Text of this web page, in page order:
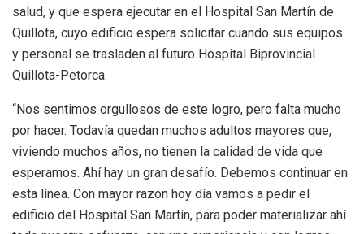
salud, y que espera ejecutar en el Hospital San Martín de
Quillota, cuyo edificio espera solicitar cuando sus equipos
y personal se trasladen al futuro Hospital Biprovincial
Quillota-Petorca.
“Nos sentimos orgullosos de este logro, pero falta mucho
por hacer. Todavía quedan muchos adultos mayores que,
viviendo muchos años, no tienen la calidad de vida que
esperamos. Ahí hay un gran desafío. Debemos continuar en
esta línea. Con mayor razón hoy día vamos a pedir el
edificio del Hospital San Martín, para poder materializar ahí